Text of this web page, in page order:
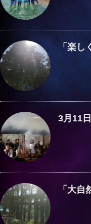
「楽
3月11
「大